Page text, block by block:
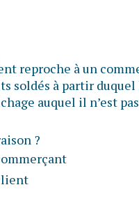
reproche à un
soldés à partir
auquel il n’est
?